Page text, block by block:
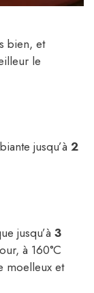
bien, et
le
jusqu’à 2
jusqu’à 3
à 160°C
moelleux et